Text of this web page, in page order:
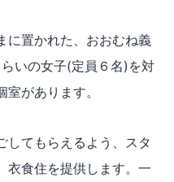
に置かれた、おおむね義
いの女子(定員６名)を対
があります。
してもらえるよう、スタ
衣食住を提供します。一